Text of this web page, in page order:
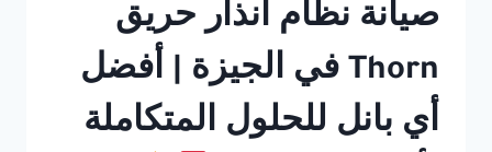
صيانة نظام انذار حريق
Thorn في الجيزة | أفضل
أي بانل للحلول المتكاملة